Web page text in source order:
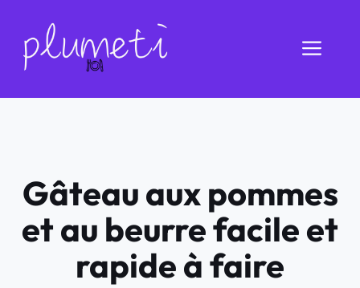
contenu
Gâteau aux pommes
et au beurre facile et
rapide à faire